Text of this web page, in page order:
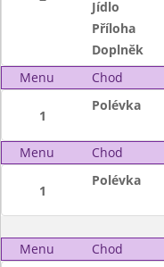
Jídlo
Příloha
Doplněk
Menu
Chod
1
Polévka
Menu Chod
1
Polévka
Menu Chod